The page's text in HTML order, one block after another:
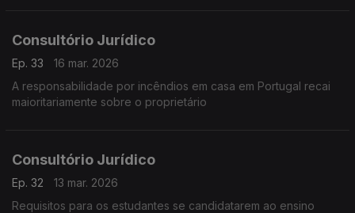
Consultório Jurídico
Ep. 33
16 mar. 2026
A responsabilidade por incêndios em casa em Portugal recai
maioritariamente sobre o proprietário
Consultório Jurídico
Ep. 32
13 mar. 2026
Requisitos para os estudantes se candidatarem ao ensino